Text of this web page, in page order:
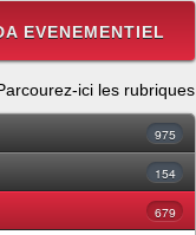
EVENEMENTIEL
ici les rubriques
975
154
679